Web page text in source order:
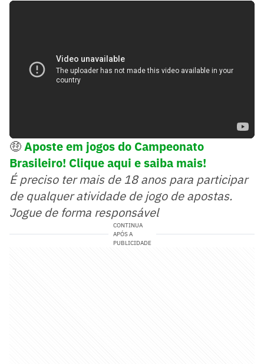
🤑Aposte em jogos do Campeonato
Brasileiro! Clique aqui e saiba mais!
É preciso ter mais de 18 anos para participar
de qualquer atividade de jogo de apostas.
Jogue de forma responsável
CONTINUA
APÓS A
PUBLICIDADE